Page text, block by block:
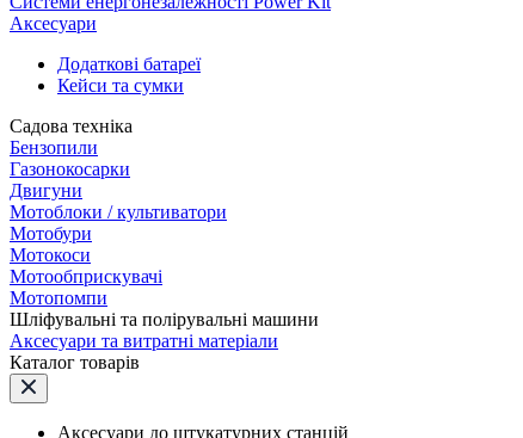
Аксесуари
Додаткові батареї
Кейси та сумки
Садова техніка
Бензопили
Газонокосарки
Двигуни
Мотоблоки / культиватори
Мотобури
Мотокоси
Мотообприскувачі
Мотопомпи
Шліфувальні та полірувальні машини
Аксесуари та витратні матеріали
Каталог товарів
Аксесуари до штукатурних станцій